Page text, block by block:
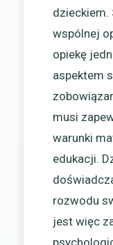
dzieckiem.
wspólnej
opiekę
aspektem
musi
warunki
edukacji.
rozwodu
jest więc